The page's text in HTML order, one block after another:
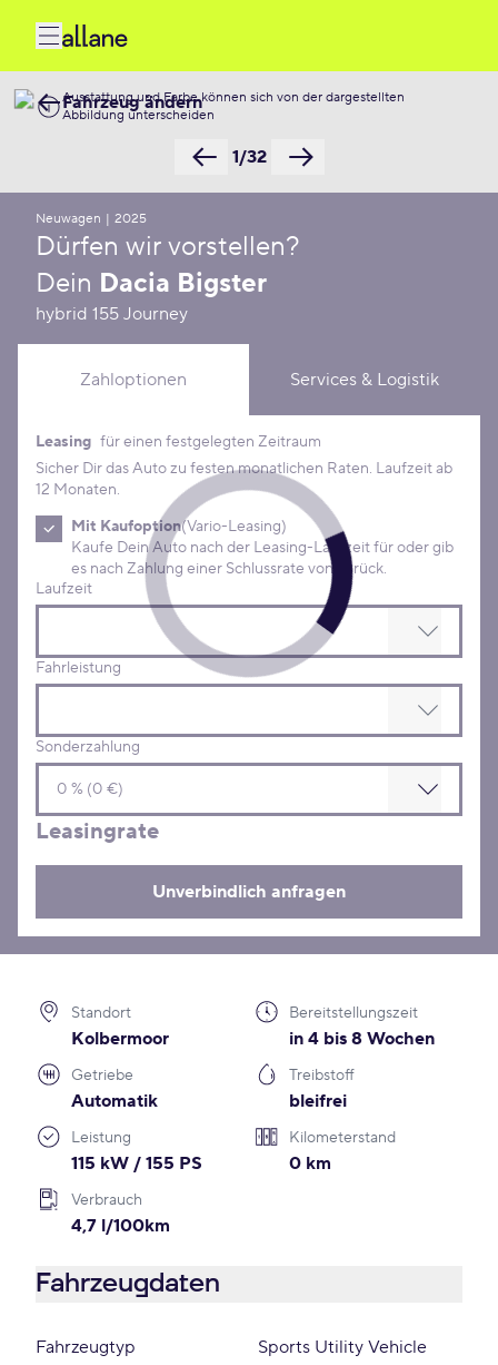
Ausstattung und Farbe können sich von der dargestellten
Abbildung unterscheiden
1/32
Fahrzeug ändern
Neuwagen | 2025
Dürfen wir vorstellen?
Dein Dacia Bigster
hybrid 155 Journey
Zahloptionen Services & Logistik
Leasing Konditionen
Leasing für einen festgelegten Zeitraum
Sicher Dir das Auto zu festen monatlichen Raten. Laufzeit ab
12 Monaten.
Mit Kaufoption(Vario-Leasing)
Kaufe Dein Auto nach der Leasing-Laufzeit für oder gib
es nach Zahlung einer Schlussrate von zurück.
Laufzeit
Fahrleistung
Sonderzahlung
Leasingrate
Unverbindlich anfragen
Standort
Kolbermoor
Bereitstellungszeit
in 4 bis 8 Wochen
Getriebe
Automatik
Treibstoff
bleifrei
Leistung
115 kW / 155 PS
Kilometerstand
0 km
Verbrauch
4,7 l/100km
Fahrzeugdaten
Fahrzeugtyp Sports Utility Vehicle